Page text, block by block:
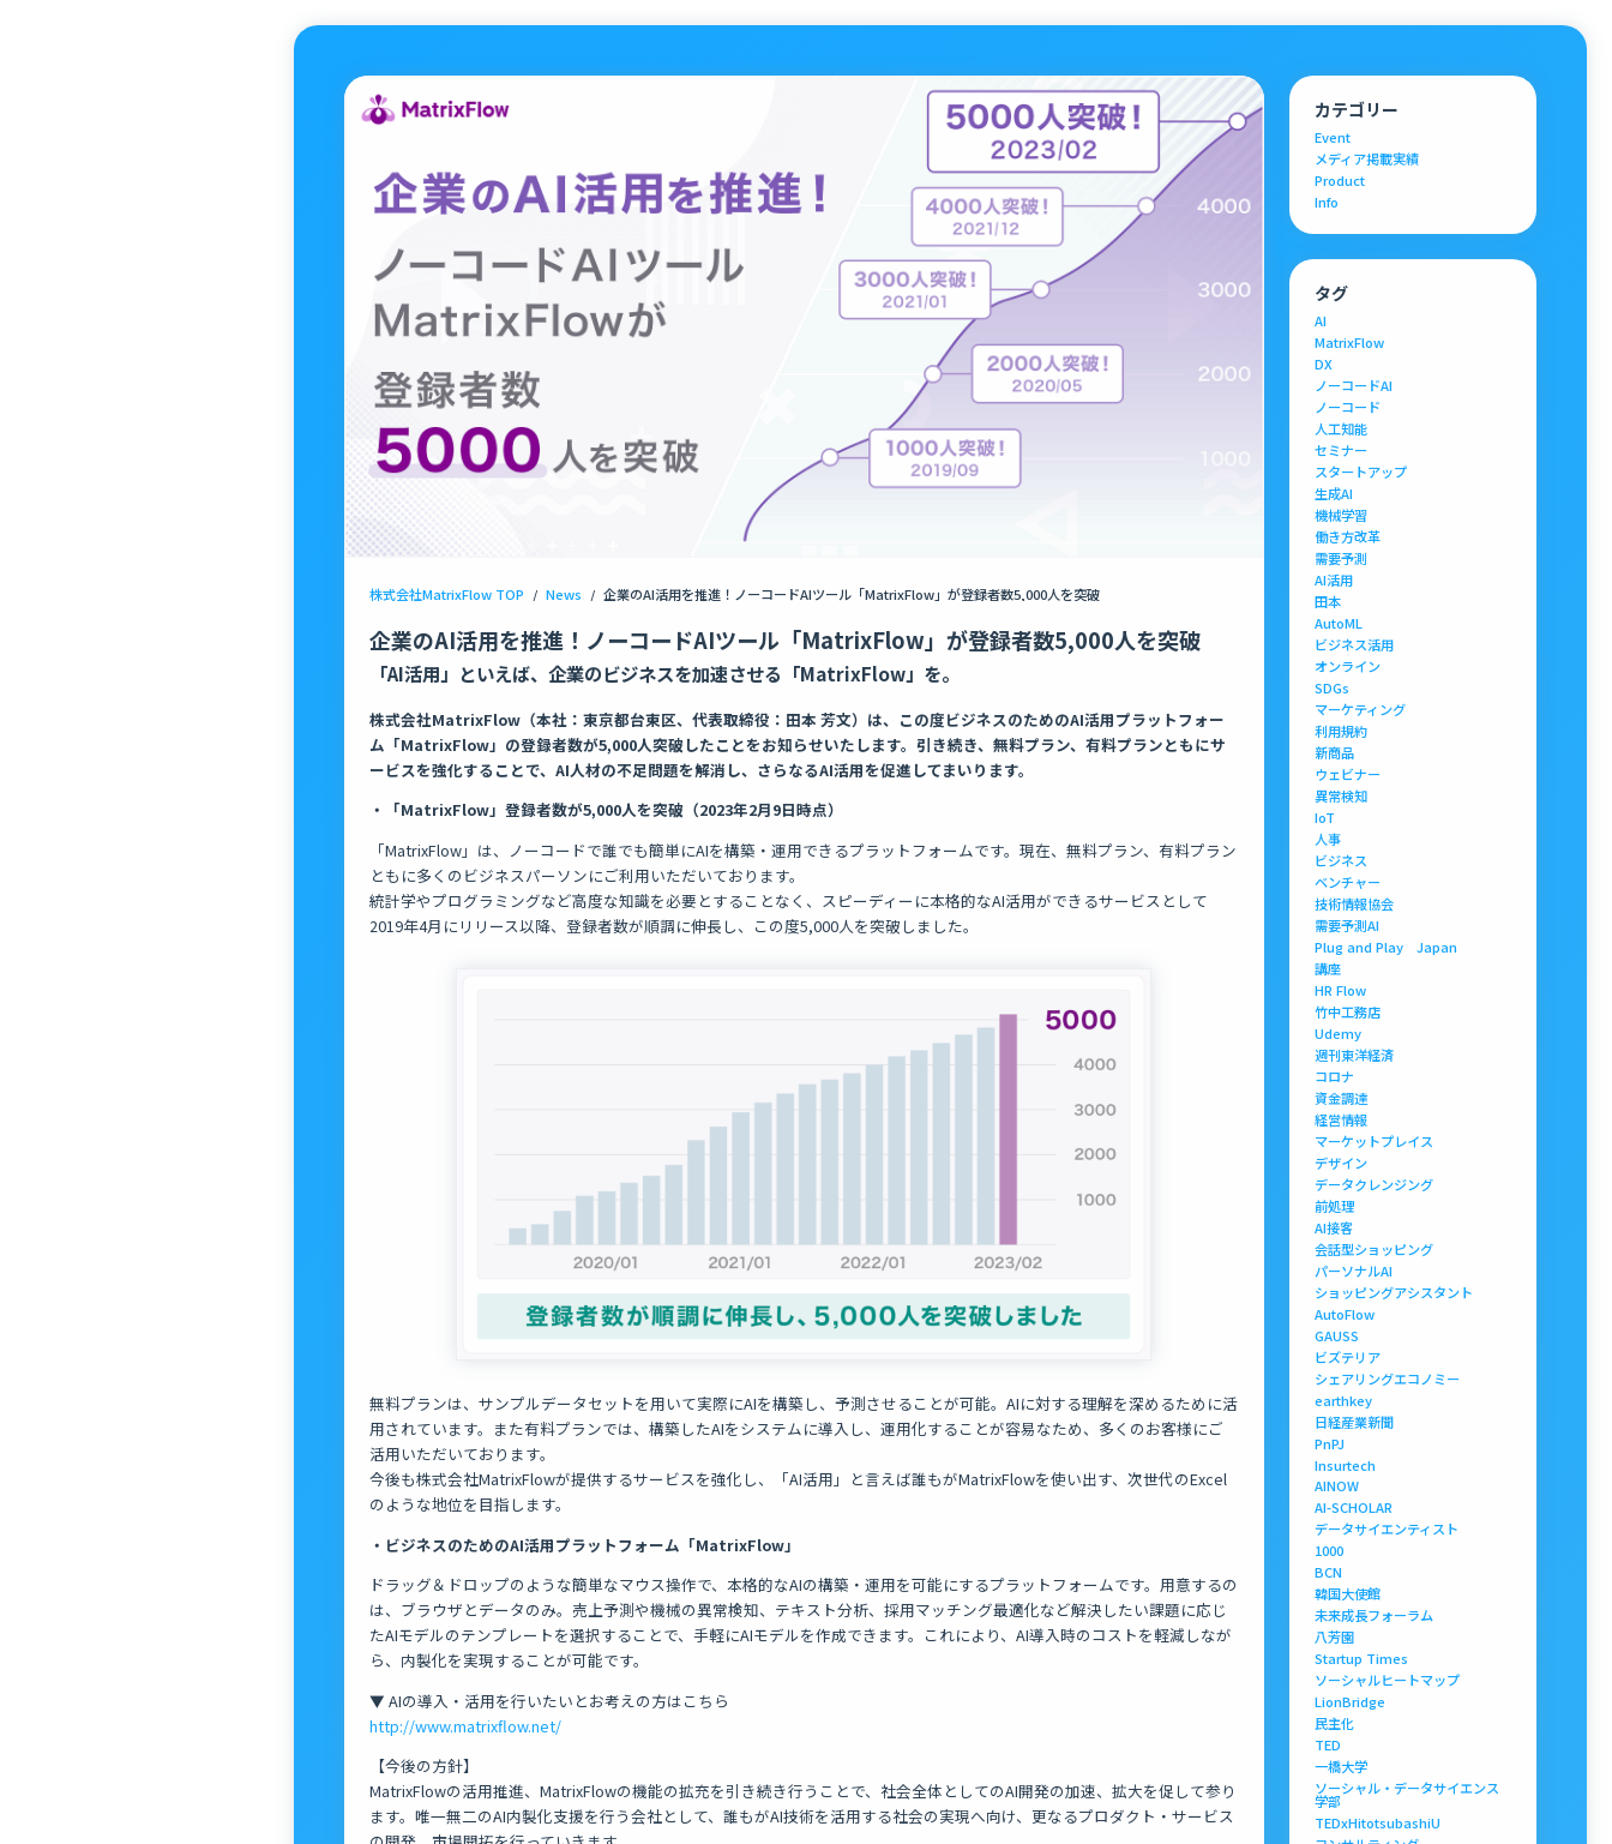
株式会社MatrixFlow TOP / News / 企業のAI活用を推進！ノーコードAIツール「MatrixFlow」が登録者数5,000人を突破
企業のAI活用を推進！ノーコードAIツール「MatrixFlow」が登録者数5,000人を突破
「AI活用」といえば、企業のビジネスを加速させる「MatrixFlow」を。
株式会社MatrixFlow（本社：東京都台東区、代表取締役：田本 芳文）は、この度ビジネスのためのAI活用プラットフォー
ム「MatrixFlow」の登録者数が5,000人突破したことをお知らせいたします。引き続き、無料プラン、有料プランともにサ
ービスを強化することで、AI人材の不足問題を解消し、さらなるAI活用を促進してまいります。
・「MatrixFlow」登録者数が5,000人を突破（2023年2月9日時点）
「MatrixFlow」は、ノーコードで誰でも簡単にAIを構築・運用できるプラットフォームです。現在、無料プラン、有料プラン
ともに多くのビジネスパーソンにご利用いただいております。
統計学やプログラミングなど高度な知識を必要とすることなく、スピーディーに本格的なAI活用ができるサービスとして
2019年4月にリリース以降、登録者数が順調に伸長し、この度5,000人を突破しました。
無料プランは、サンプルデータセットを用いて実際にAIを構築し、予測させることが可能。AIに対する理解を深めるために活
用されています。また有料プランでは、構築したAIをシステムに導入し、運用化することが容易なため、多くのお客様にご
活用いただいております。
今後も株式会社MatrixFlowが提供するサービスを強化し、「AI活用」と言えば誰もがMatrixFlowを使い出す、次世代のExcel
のような地位を目指します。
・ビジネスのためのAI活用プラットフォーム「MatrixFlow」
ドラッグ＆ドロップのような簡単なマウス操作で、本格的なAIの構築・運用を可能にするプラットフォームです。用意するの
は、ブラウザとデータのみ。売上予測や機械の異常検知、テキスト分析、採用マッチング最適化など解決したい課題に応じ
たAIモデルのテンプレートを選択することで、手軽にAIモデルを作成できます。これにより、AI導入時のコストを軽減しなが
ら、内製化を実現することが可能です。
▼ AIの導入・活用を行いたいとお考えの方はこちら
http://www.matrixflow.net/
【今後の方針】
MatrixFlowの活用推進、MatrixFlowの機能の拡充を引き続き行うことで、社会全体としてのAI開発の加速、拡大を促して参り
ます。唯一無二のAI内製化支援を行う会社として、誰もがAI技術を活用する社会の実現へ向け、更なるプロダクト・サービス
カテゴリー
Event
メディア掲載実績
Product
Info
タグ
AI
MatrixFlow
DX
ノーコードAI
ノーコード
人工知能
セミナー
スタートアップ
生成AI
機械学習
働き方改革
需要予測
AI活用
田本
AutoML
ビジネス活用
オンライン
SDGs
マーケティング
利用規約
新商品
ウェビナー
異常検知
IoT
人事
ビジネス
ベンチャー
技術情報協会
需要予測AI
Plug and Play Japan
講座
HR Flow
竹中工務店
Udemy
週刊東洋経済
コロナ
資金調達
経営情報
マーケットプレイス
デザイン
データクレンジング
前処理
AI接客
会話型ショッピング
パーソナルAI
ショッピングアシスタント
AutoFlow
GAUSS
ビズテリア
シェアリングエコノミー
earthkey
日経産業新聞
PnPJ
Insurtech
AINOW
AI-SCHOLAR
データサイエンティスト
1000
BCN
韓国大使館
未来成長フォーラム
八芳園
Startup Times
ソーシャルヒートマップ
LionBridge
民主化
TED
一橋大学
ソーシャル・データサイエンス
学部
TEDxHitotsubashiU